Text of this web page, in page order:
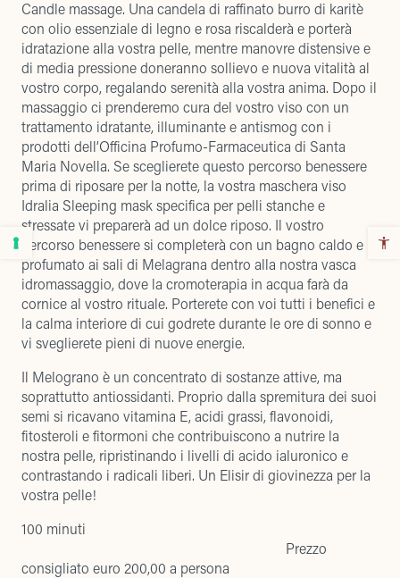
Candle massage. Una candela di raffinato burro di karitè
con olio essenziale di legno e rosa riscalderà e porterà
idratazione alla vostra pelle, mentre manovre distensive e
di media pressione doneranno sollievo e nuova vitalità al
vostro corpo, regalando serenità alla vostra anima. Dopo il
massaggio ci prenderemo cura del vostro viso con un
trattamento idratante, illuminante e antismog con i
prodotti dell’Officina Profumo-Farmaceutica di Santa
Maria Novella. Se sceglierete questo percorso benessere
prima di riposare per la notte, la vostra maschera viso
Idralia Sleeping mask specifica per pelli stanche e
stressate vi preparerà ad un dolce riposo. Il vostro
percorso benessere si completerà con un bagno caldo e
profumato ai sali di Melagrana dentro alla nostra vasca
idromassaggio, dove la cromoterapia in acqua farà da
cornice al vostro rituale. Porterete con voi tutti i benefici e
la calma interiore di cui godrete durante le ore di sonno e
vi sveglierete pieni di nuove energie.
Il Melograno è un concentrato di sostanze attive, ma
soprattutto antiossidanti. Proprio dalla spremitura dei suoi
semi si ricavano vitamina E, acidi grassi, flavonoidi,
fitosteroli e fitormoni che contribuiscono a nutrire la
nostra pelle, ripristinando i livelli di acido ialuronico e
contrastando i radicali liberi. Un Elisir di giovinezza per la
vostra pelle!
100 minuti
Prezzo
consigliato euro 200,00 a persona